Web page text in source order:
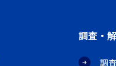
調査・
調